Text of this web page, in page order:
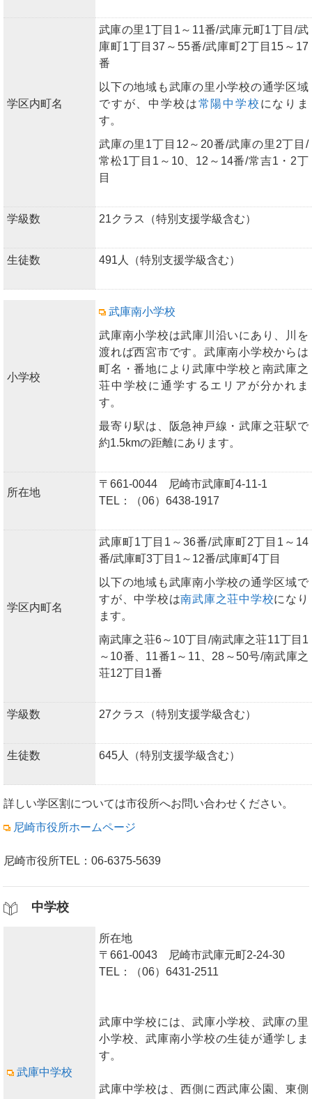
学区内町名
武庫の里1丁目1～11番/武庫元町1丁目/武
庫町1丁目37～55番/武庫町2丁目15～17
番
以下の地域も武庫の里小学校の通学区域
ですが、中学校は常陽中学校 になりま
す。
武庫の里1丁目12～20番/武庫の里2丁目/
常松1丁目1～10、12～14番/常吉1・2丁
目
学級数 21クラス（特別支援学級含む）
生徒数 491人（特別支援学級含む）
小学校
武庫南小学校
武庫南小学校は武庫川沿いにあり、川を
渡れば西宮市です。武庫南小学校からは
町名・番地により武庫中学校と南武庫之
荘中学校に通学するエリアが分かれま
す。
最寄り駅は、阪急神戸線・武庫之荘駅で
約1.5kmの距離にあります。
所在地
〒661-0044 尼崎市武庫町4-11-1
TEL：（06）6438-1917
学区内町名
武庫町1丁目1～36番/武庫町2丁目1～14
番/武庫町3丁目1～12番/武庫町4丁目
以下の地域も武庫南小学校の通学区域で
すが、中学校は南武庫之荘中学校になり
ます。
南武庫之荘6～10丁目/南武庫之荘11丁目1
～10番、11番1～11、28～50号/南武庫之
荘12丁目1番
学級数 27クラス（特別支援学級含む）
生徒数 645人（特別支援学級含む）
詳しい学区割については市役所へお問い合わせください。
尼崎市役所ホームページ
尼崎市役所TEL：06-6375-5639
中学校
武庫中学校
所在地
〒661-0043 尼崎市武庫元町2-24-30
TEL：（06）6431-2511
武庫中学校には、武庫小学校、武庫の里
小学校、武庫南小学校の生徒が通学しま
す。
武庫中学校は、西側に西武庫公園、東側